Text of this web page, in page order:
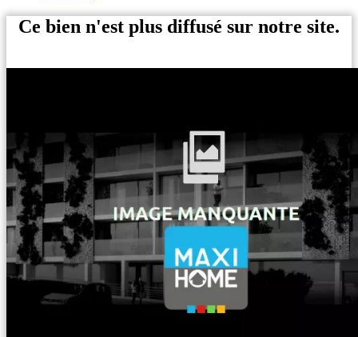
Ce bien n'est plus diffusé sur notre site.